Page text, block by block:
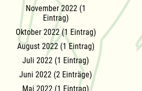
November 2022 (1
Eintrag)
Oktober 2022 (1 Eintrag)
August 2022 (1 Eintrag)
Juli 2022 (1 Eintrag)
Juni 2022 (2 Einträge)
Mai 2022 (1 Eintrag)